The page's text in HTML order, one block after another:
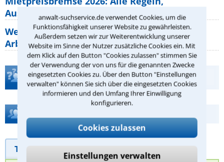
anwalt-suchservice.de verwendet Cookies, um die
Funktionsfähigkeit unserer Website zu gewährleisten.
Außerdem setzen wir zur Weiterentwicklung unserer
Website im Sinne der Nutzer zusätzliche Cookies ein. Mit
dem Klick auf den Button "Cookies zulassen" stimmen Sie
der Verwendung der von uns für die genannten Zwecke
eingesetzten Cookies zu. Über den Button "Einstellungen
verwalten" können Sie sich über die eingesetzten Cookies
informieren und den Umfang Ihrer Einwilligung
konfigurieren.
Cookies zulassen
Einstellungen verwalten
Ausnahmen und Rechte für Mieter
Welche Regeln für Teilnahme, Urlaub,
Arbeitszeit gelten beim
Teste Dein Rechtswissen
Telefonhilfe Beratungsanfrage